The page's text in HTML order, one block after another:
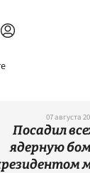
07 августа
Посадил
ядерную